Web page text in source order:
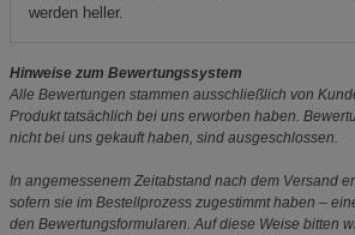
werden heller.
Hinweise zum Bewertungssystem
Alle Bewertungen stammen ausschließlich von
Produkt tatsächlich bei uns erworben haben.
nicht bei uns gekauft haben, sind ausgeschlossen.
In angemessenem Zeitabstand nach dem Versand
sofern sie im Bestellprozess zugestimmt haben –
den Bewertungsformularen. Auf diese Weise bitten